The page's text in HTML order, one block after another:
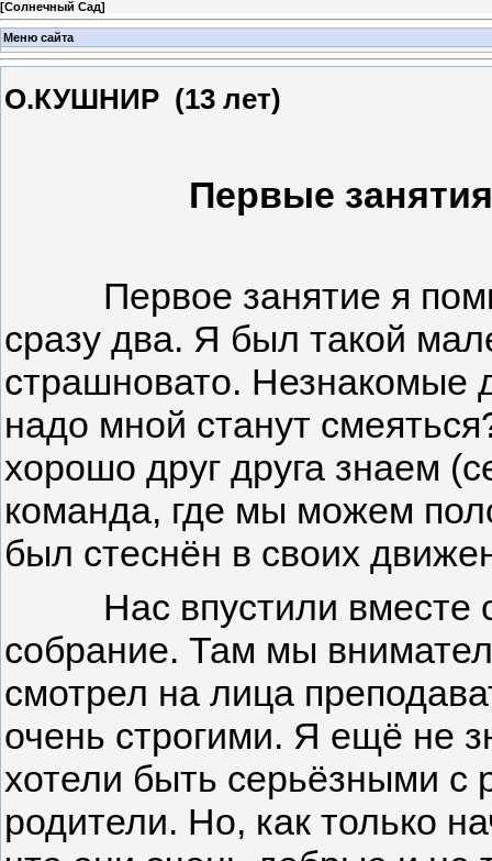
[Солнечный Сад]
Меню сайта
О.КУШНИР (13 лет)
Первые
Первое занятие я
сразу два. Я был такой
страшновато. Незнакомые
надо мной станут
хорошо друг друга знаем
команда, где мы можем
был стеснён в своих
Нас впустили вместе с
собрание. Там мы
смотрел на лица
очень строгими. Я ещё не
хотели быть серьёзными с
родители. Но, как только